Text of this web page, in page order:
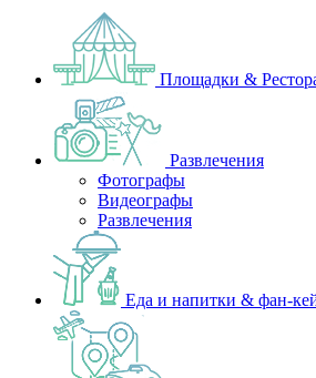
Площадки &
Развлечения
Фотографы
Видеографы
Развлечения
Еда и напитки & фан-